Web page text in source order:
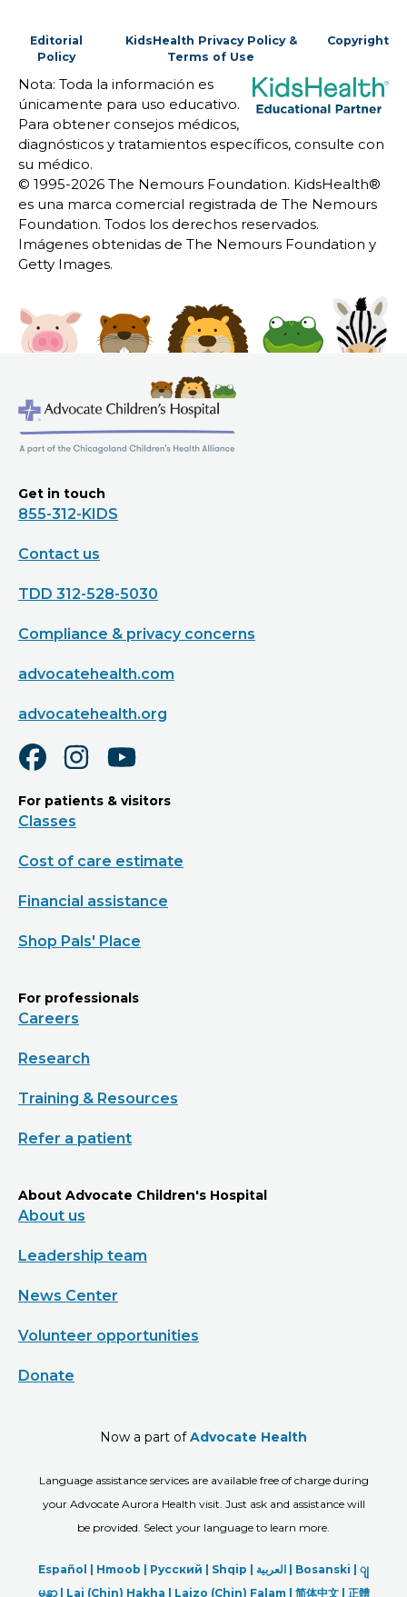
Editorial
Policy
KidsHealth Privacy Policy &
Terms of Use
Copyright
Nota: Toda la información es
únicamente para uso educativo.
Para obtener consejos médicos,
diagnósticos y tratamientos específicos, consulte con
su médico.
© 1995-2026 The Nemours Foundation. KidsHealth®
es una marca comercial registrada de The Nemours
Foundation. Todos los derechos reservados.
Imágenes obtenidas de The Nemours Foundation y
Getty Images.
Get in touch
855-312-KIDS
Contact us
TDD 312-528-5030
Compliance & privacy concerns
advocatehealth.com
advocatehealth.org
For patients & visitors
Classes
Cost of care estimate
Financial assistance
Shop Pals' Place
For professionals
Careers
Research
Training & Resources
Refer a patient
About Advocate Children's Hospital
About us
Leadership team
News Center
Volunteer opportunities
Donate
Now a part ofAdvocate Health
Language assistance services are available free of charge during
your Advocate Aurora Health visit. Just ask and assistance will
be provided. Select your language to learn more.
Español | Hmoob Русский Shqip العربیة Bosanski
ျ
မန္မာ| Lai (Chin) Hakha | Laizo (Chin) Falam | 简体中文 | 正體